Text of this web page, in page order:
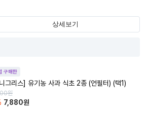
상세보기
구매한
그리스] 유기농 사과 식초 2종 (언필터) (택1)
원
7,880원